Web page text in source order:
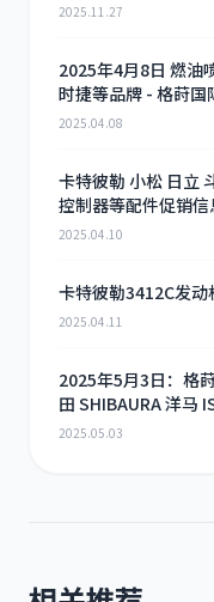
2025.11.27
2025年4月8日 燃油
时捷等品牌 - 格莳国
2025.04.08
卡特彼勒 小松 日立
控制器等配件促销
2025.04.10
卡特彼勒3412C发动
2025.04.11
2025年5月3日：格
田 SHIBAURA 洋马
RHF3 涡轮增压器及
2025.05.03